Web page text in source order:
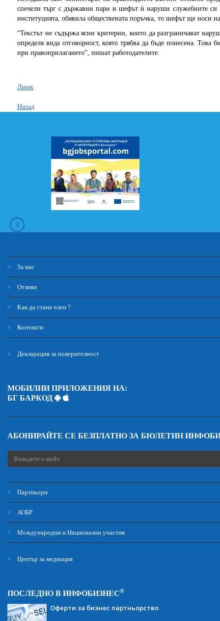
спечели търг с държавни пари и шефът ѝ наруши служебните си
институцията, обявила обществената поръчка, то шефът ще носи
“Текстът не съдържа ясни критерии, които да разграничават
определя вида отговорност, която трябва да бъде понесена. Това
при правоприлагането”, пишат работодателите.
Линк
Назад
За нас
Отзиви
Как да стана член ?
Контакти
Декларация за поверителност
МОБИЛНИ ПРИЛОЖЕНИЯ НА:
БГ БАРКОД
АБОНИРАЙТЕ СЕ БЕЗПЛАТНО ЗА БЮЛЕТИН
Партньори
АОБР
Международни и Национални участия
Център за медиация
ПОСЛЕДНО В ИНФОБИЗНЕС®
Оферти за бизнес партньорство